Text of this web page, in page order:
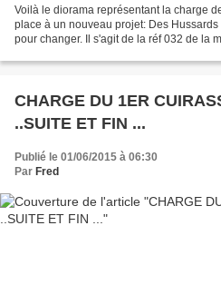
Voilà le diorama représentant la charge
place à un nouveau projet: Des
pour changer. Il s'agit de la réf 032 de la
CHARGE DU 1ER
..SUITE ET FIN ...
Publié le 01/06/2015 à 06:30
Par Fred